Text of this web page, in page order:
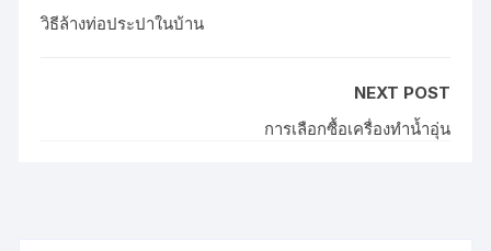
วิธีล้างท่อประปาในบ้าน
NEXT POST
การเลือกซื้อเครื่องทำน้ำอุ่น